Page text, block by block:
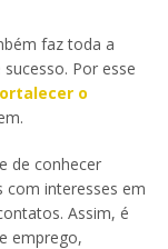
faz toda a
Por esse
o
de conhecer
com interesses em
Assim, é
emprego,